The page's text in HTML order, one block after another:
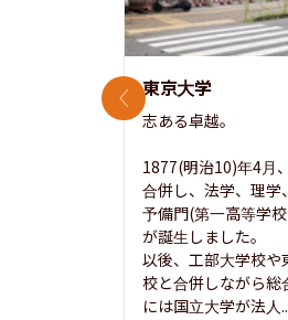
東京大学
志ある卓越。
1877(明治10)年4月
合併し、法学、理
予備門(第一高等学
が誕生しました。
以後、工部大学校や
校と合併しながら
には国立大学が法人
前のスライド